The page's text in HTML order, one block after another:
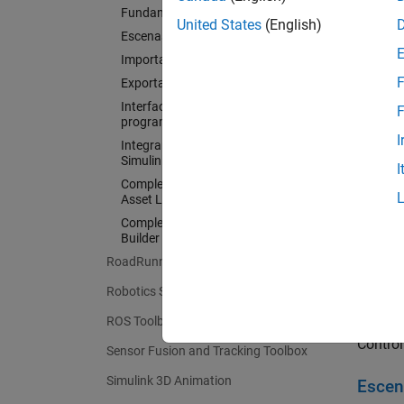
Fundamentos del RoadRunner
Escenas de diseño
Importar datos de escena
Exportar escenas
Interfaces de escena
programáticas
Integrar escenas con MATLAB y
Simulink
Complemento de RoadRunner
Asset Library
Complemento RoadRunner Scene
Builder
RoadRunner Scenario
Robotics System Toolbox
ROS Toolbox
Sensor Fusion and Tracking Toolbox
Simulink 3D Animation
redes
Baidu
United States (English)